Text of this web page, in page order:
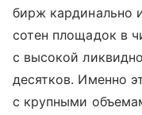
бирж кардинально
сотен площадок в
с высокой
десятков. Именно
с крупными